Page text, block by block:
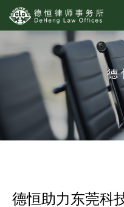
德
德恒助力东莞科